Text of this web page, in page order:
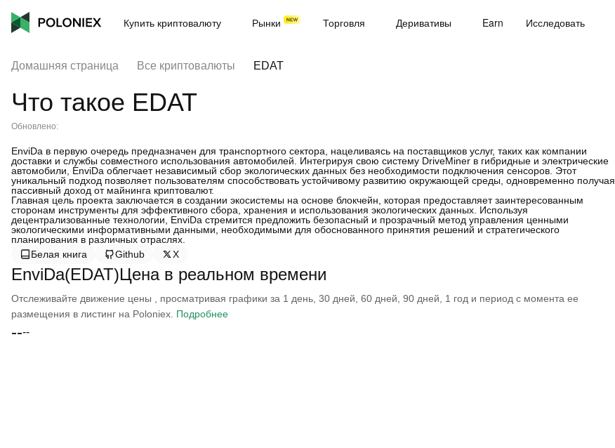
Купить криптовалюту Рынки Торговля Деривативы Earn Исследовать
Домашняя страница Все криптовалюты EDAT
Что такое EDAT
Обновлено:
EnviDa в первую очередь предназначен для транспортного сектора, нацеливаясь на поставщиков услуг, таких как компании
доставки и службы совместного использования автомобилей. Интегрируя свою систему DriveMiner в гибридные и электрические
автомобили, EnviDa облегчает независимый сбор экологических данных без необходимости подключения сенсоров. Этот
уникальный подход позволяет пользователям способствовать устойчивому развитию окружающей среды, одновременно получая
пассивный доход от майнинга криптовалют.
Главная цель проекта заключается в создании экосистемы на основе блокчейн, которая предоставляет заинтересованным
сторонам инструменты для эффективного сбора, хранения и использования экологических данных. Используя
децентрализованные технологии, EnviDa стремится предложить безопасный и прозрачный метод управления ценными
экологическими информативными данными, необходимыми для обоснованного принятия решений и стратегического
планирования в различных отраслях.
Белая книга
Github X
EnviDa(EDAT)Цена в реальном времени
Отслеживайте движение цены , просматривая графики за 1 день, 30 дней, 60 дней, 90 дней, 1 год и период с момента ее
размещения в листинг на Poloniex. Подробнее
----